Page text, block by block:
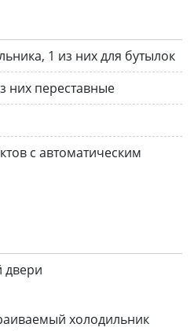
1 из них для бутылок
них переставные
с автоматическим
двери
холодильник